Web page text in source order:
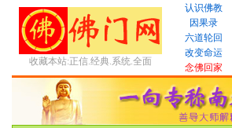
收藏本站:正信.经典.系统.全面
认识佛教
因果录
六道轮回
改变命运
念佛回家